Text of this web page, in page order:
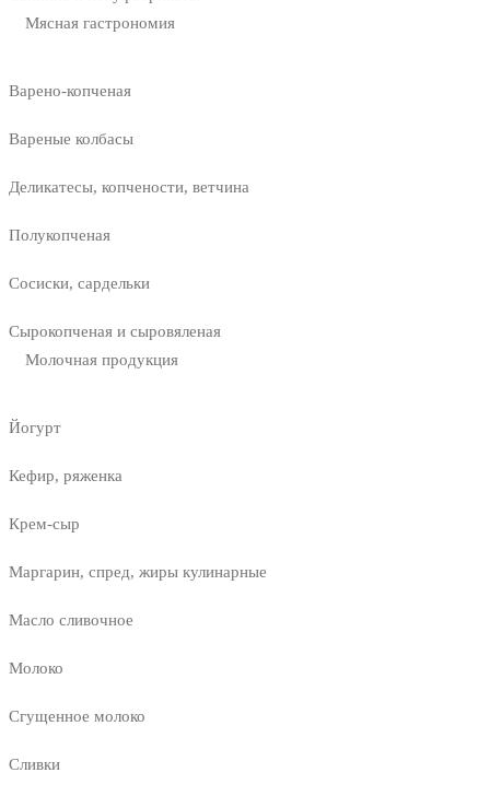
Мясная гастрономия
Варено-копченая
Вареные колбасы
Деликатесы, копчености, ветчина
Полукопченая
Сосиски, сардельки
Сырокопченая и сыровяленая
Молочная продукция
Йогурт
Кефир, ряженка
Крем-сыр
Маргарин, спред, жиры кулинарные
Масло сливочное
Молоко
Сгущенное молоко
Сливки